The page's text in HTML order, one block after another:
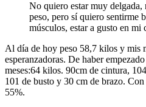
No quiero estar muy delgada,
peso, pero sí quiero sentirme
músculos, estar a gusto en mi
Al día de hoy peso 58,7 kilos y mis
esperanzadoras. De haber
meses:64 kilos. 90cm de cintura,
101 de busto y 30 cm de brazo.
55%.